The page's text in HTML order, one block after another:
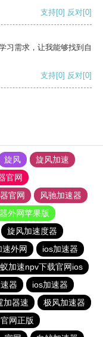
支持[0] 反对[0]
习需求，让我能够找到自
支持[0] 反对[0]
旋风
旋风加速
官网
官网
风驰加速器
外网苹果版
旋风加速度器
速外网
ios加速器
加速npv下载官网ios
器
ios加速器
加器速
极风加速器
网正版